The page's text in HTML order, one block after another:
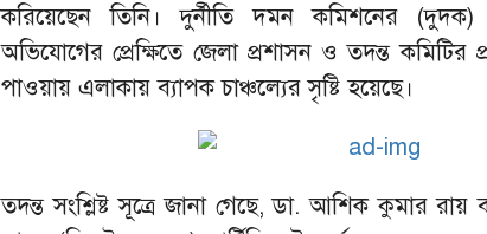
করিয়েছেন তিনি। দুর্নীতি দমন কমিশনের
অভিযোগের প্রেক্ষিতে জেলা প্রশাসন ও তদন্ত কমিটির
পাওয়ায় এলাকায় ব্যাপক চাঞ্চল্যের সৃষ্টি হয়েছে।
তদন্ত সংশ্লিষ্ট সূত্রে জানা গেছে, ডা. আশিক কুমার রায়